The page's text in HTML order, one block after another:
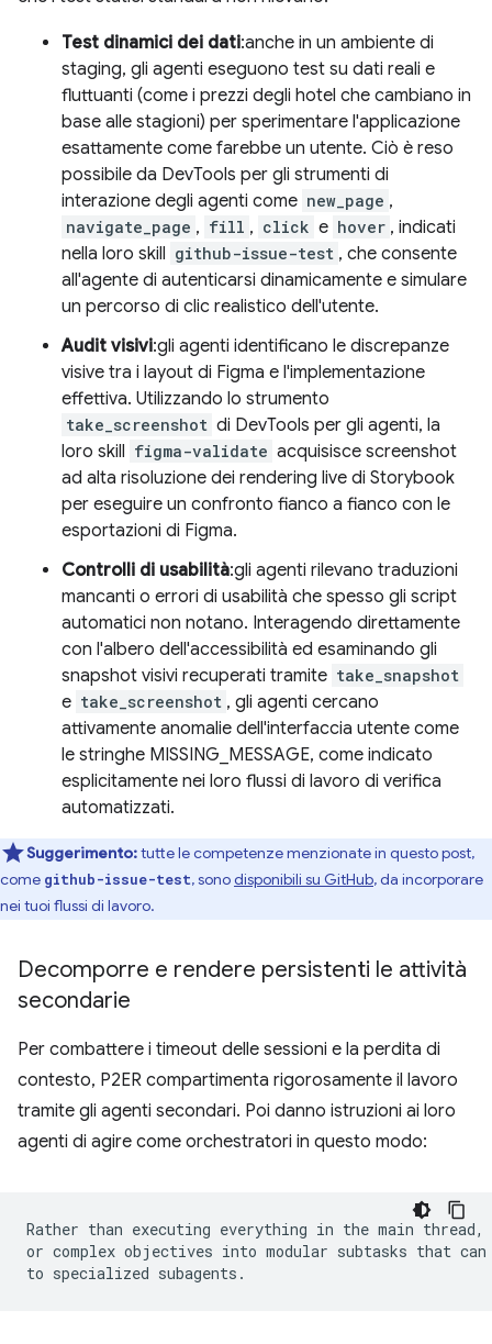
Test dinamici dei dati:anche in un ambiente di
staging, gli agenti eseguono test su dati reali e
fluttuanti (come i prezzi degli hotel che cambiano in
base alle stagioni) per sperimentare l'applicazione
esattamente come farebbe un utente. Ciò è reso
possibile da DevTools per gli strumenti di
interazione degli agenti come new_page ,
navigate_page , fill , click e hover , indicati
nella loro skill github-issue-test , che consente
all'agente di autenticarsi dinamicamente e simulare
un percorso di clic realistico dell'utente.
Audit visivi:gli agenti identificano le discrepanze
visive tra i layout di Figma e l'implementazione
effettiva. Utilizzando lo strumento
take_screenshot di DevTools per gli agenti, la
loro skill figma-validate acquisisce screenshot
ad alta risoluzione dei rendering live di Storybook
per eseguire un confronto fianco a fianco con le
esportazioni di Figma.
Controlli di usabilità:gli agenti rilevano traduzioni
mancanti o errori di usabilità che spesso gli script
automatici non notano. Interagendo direttamente
con l'albero dell'accessibilità ed esaminando gli
snapshot visivi recuperati tramite take_snapshot
e take_screenshot , gli agenti cercano
attivamente anomalie dell'interfaccia utente come
le stringhe MISSING_MESSAGE, come indicato
esplicitamente nei loro flussi di lavoro di verifica
automatizzati.
Suggerimento:tutte le competenze menzionate in questo post,
come github-issue-test, sonodisponibili su GitHub, da incorporare
nei tuoi flussi di lavoro.
Decomporre e rendere persistenti le attività
secondarie
Per combattere i timeout delle sessioni e la perdita di
contesto, P2ER compartimenta rigorosamente il lavoro
tramite gli agenti secondari. Poi danno istruzioni ai loro
agenti di agire come orchestratori in questo modo:
Rather than executing everything in the main thread,
or complex objectives into modular subtasks that can